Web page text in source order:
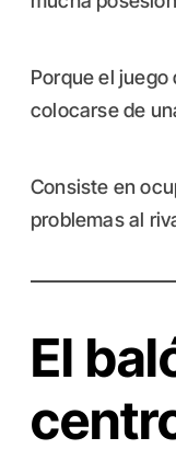
Porque el
colocarse de
Consiste en
problemas al
El